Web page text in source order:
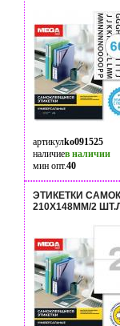
артикулko091525
наличиев наличии
мин опт.40
ЭТИКЕТКИ
210Х148ММ/2